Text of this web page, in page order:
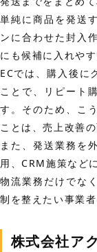
単純に商品を発送
ンに合わせた封入
にも候補に入れやす
ECでは、購入後に
ことで、リピート
す。そのため、こ
ことは、売上改善
また、発送業務を
用、CRM施策など
物流業務だけでな
制を整えたい事業
株式会社ア